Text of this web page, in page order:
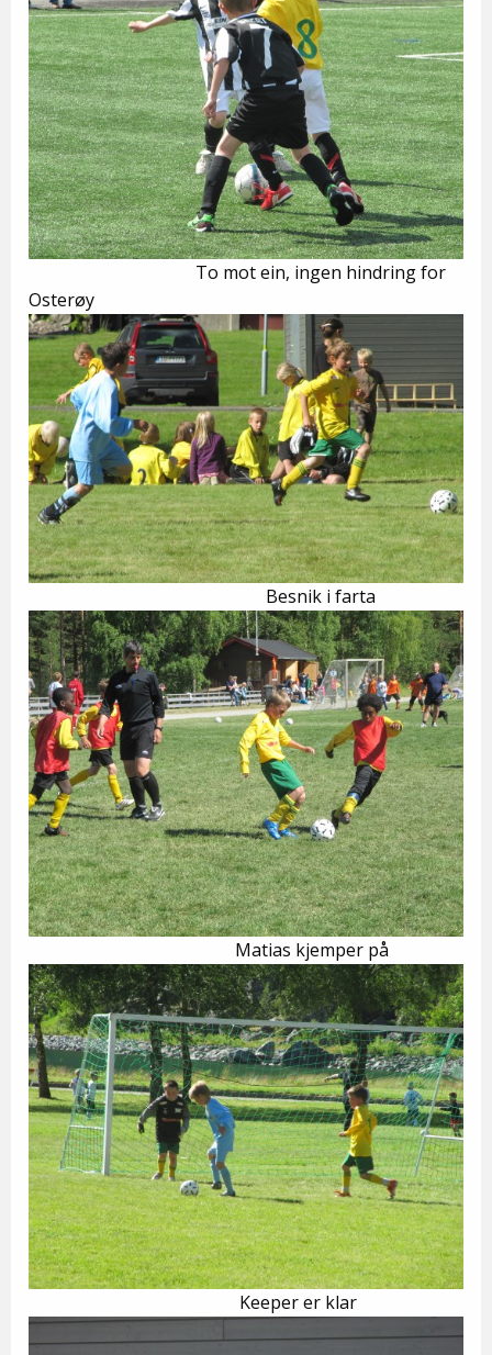
To mot ein, ingen hindring for
Osterøy
Besnik i farta
Matias kjemper på
Keeper er klar